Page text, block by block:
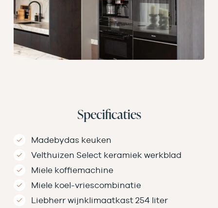
Specificaties
Madebydas keuken
Velthuizen Select keramiek werkblad
Miele koffiemachine
Miele koel-vriescombinatie
Liebherr wijnklimaatkast 254 liter